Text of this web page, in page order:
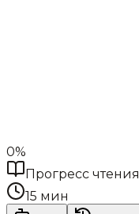
0%
Прогресс чтения
15 мин